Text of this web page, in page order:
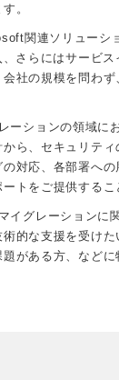
。
関連ソリューシ
さらにはサービス
社の規模を問わ
ーションの領域に
ら、セキュリテ
対応、各部署へ
トをご提供するこ
イグレーションに
的な支援を受け
がある方、などに